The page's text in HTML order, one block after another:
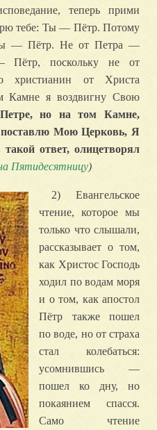
теперь прими
тебе: Ты — Пётр. Потому
— Пётр. Не от Петра —
поскольку не от
христианин от Христа
Камне я воздвигну Свою
но на том Камне,
Мою Церковь, Я
ответ, олицетворял
Пятидесятницу)
2) Евангельское
чтение, которое мы
только что слышали,
рассказывает о том,
как Христос Господь
ходил по водам моря
и о том, как апостол
Пётр также пошел
по воде, но от страха
стал колебаться:
усомнившись —
пошел ко дну, но
покаянием спасся.
Само чтение